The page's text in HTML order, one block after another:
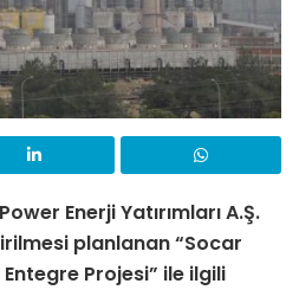
Enerji Yatırımları A.Ş.
planlanan “Socar
Projesi” ile ilgili